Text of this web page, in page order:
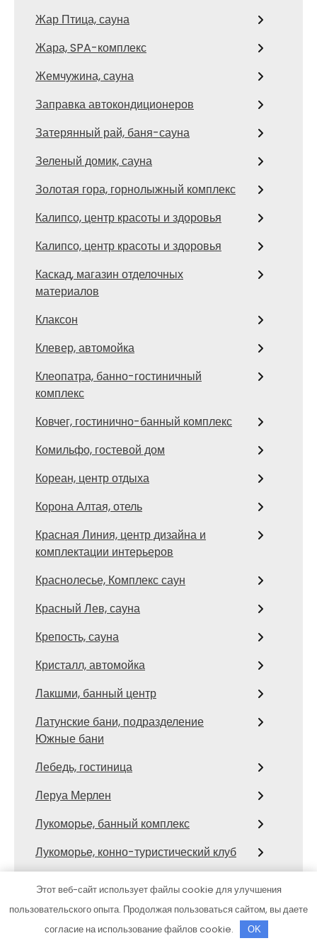
Жар Птица, сауна
Жара, SPA-комплекс
Жемчужина, сауна
Заправка автокондиционеров
Затерянный рай, баня-сауна
Зеленый домик, сауна
Золотая гора, горнолыжный комплекс
Калипсо, центр красоты и здоровья
Калипсо, центр красоты и здоровья
Каскад, магазин отделочных
материалов
Клаксон
Клевер, автомойка
Клеопатра, банно-гостиничный
комплекс
Ковчег, гостинично-банный комплекс
Комильфо, гостевой дом
Кореан, центр отдыха
Корона Алтая, отель
Красная Линия, центр дизайна и
комплектации интерьеров
Краснолесье, Комплекс саун
Красный Лев, сауна
Крепость, сауна
Кристалл, автомойка
Лакшми, банный центр
Латунские бани, подразделение
Южные бани
Лебедь, гостиница
Леруа Мерлен
Лукоморье, банный комплекс
Лукоморье, конно-туристический клуб
Лунный Кот, баня
Магнат, оздоровительный комплекс
Этот веб-сайт использует файлы cookie для улучшения
пользовательского опыта. Продолжая пользоваться сайтом, вы даете
согласие на использование файлов cookie.
OK